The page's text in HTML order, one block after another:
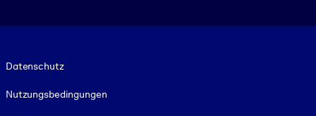
Datenschutz
Nutzungsbedingungen